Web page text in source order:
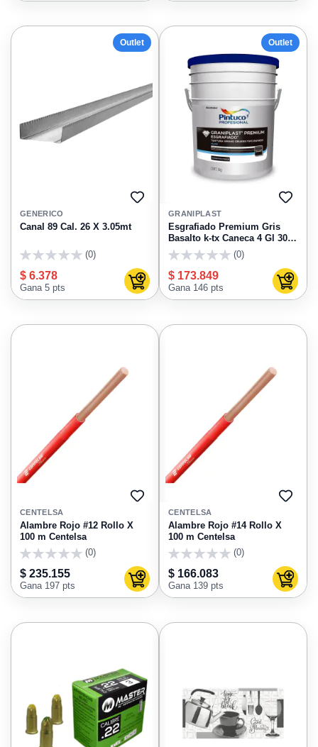
Outlet
AGREGAR
FAVORITOS
GENERICO
Canal 89 Cal. 26 X 3.05mt
(0)
$ 6.378
Gana 5 pts Agregar al carrito
Outlet
GRANIPLAST
Esgrafiado Premium Gris
Basalto k-tx Caneca 4 Gl 30
Kg
(0)
$ 173.849
Gana 146 pts
AGREGAR
FAVORITOS
CENTELSA
Alambre Rojo #12 Rollo X
100 m Centelsa
(0)
$ 235.155
Gana 197 pts Agregar al carrito
CENTELSA
Alambre Rojo #14 Rollo X
100 m Centelsa
(0)
$ 166.083
Gana 139 pts